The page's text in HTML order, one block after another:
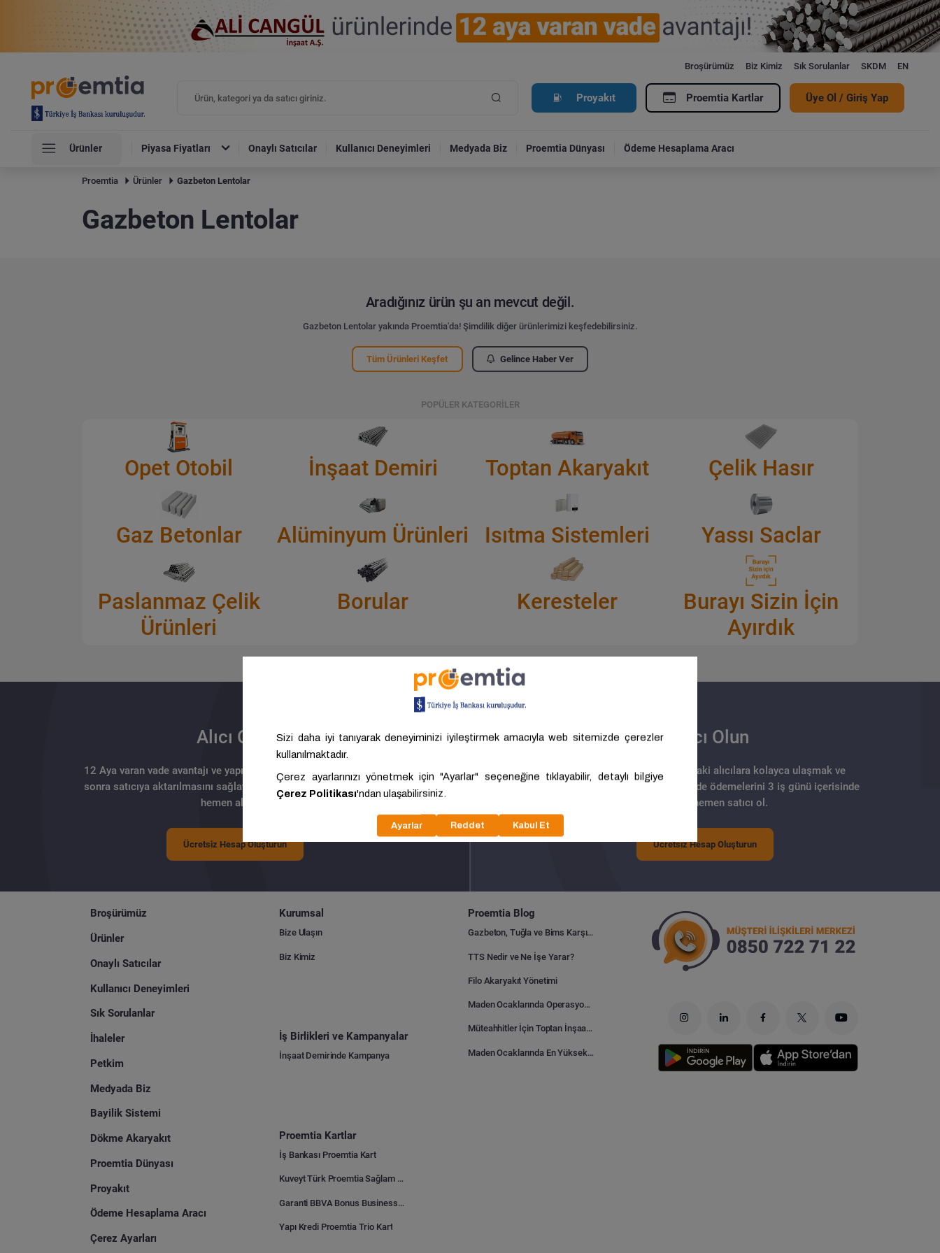
Broşürümüz Biz Kimiz Sık Sorulanlar SKDM EN
Proyakıt Proemtia Kartlar Üye Ol / Giriş Yap
Ürünler Piyasa Fiyatları Onaylı Satıcılar Kullanıcı Deneyimleri Medyada Biz Proemtia Dünyası Ödeme Hesaplama Aracı
Proemtia Ürünler Gazbeton Lentolar
Gazbeton Lentolar
Aradığınız ürün şu an mevcut değil.
Gazbeton Lentolar yakında Proemtia'da! Şimdilik diğer ürünlerimizi keşfedebilirsiniz.
Tüm Ürünleri Keşfet Gelince Haber Ver
POPÜLER KATEGORİLER
Opet Otobil İnşaat Demiri Toptan Akaryakıt Çelik Hasır
Gaz Betonlar Alüminyum Ürünleri Isıtma Sistemleri Yassı Saclar
Paslanmaz Çelik
Ürünleri
Borular Keresteler
Burayı Sizin İçin
Ayırdık
Alıcı Olun
12 Aya varan vade avantajı ve yapılan ödemenin ürün tesliminden
sonra satıcıya aktarılmasını sağlayan güvenli tahsilat imkanı için
hemen alıcı ol.
Ücretsiz Hesap Oluşturun
Satıcı Olun
Türkiye’nin farklı noktalarındaki alıcılara kolayca ulaşmak ve
güvenli tahsilat modeli sayesinde ödemelerini 3 iş günü içerisinde
almak için hemen satıcı ol.
Ücretsiz Hesap Oluşturun
Broşürümüz
Ürünler
Onaylı Satıcılar
Kullanıcı Deneyimleri
Sık Sorulanlar
İhaleler
Petkim
Medyada Biz
Bayilik Sistemi
Dökme Akaryakıt
Proemtia Dünyası
Proyakıt
Ödeme Hesaplama Aracı
Çerez Ayarları
Kurumsal
Bize Ulaşın
Biz Kimiz
İş Birlikleri ve Kampanyalar
İnşaat Demirinde Kampanya
Proemtia Kartlar
İş Bankası Proemtia Kart
Kuveyt Türk Proemtia Sağlam Bayi Kart
Garanti BBVA Bonus Business Proemtia Bayi Kart
Yapı Kredi Proemtia Trio Kart
Proemtia Blog
Gazbeton, Tuğla ve Bims Karşılaştırması: Hangisi Daha Avantajlı?
TTS Nedir ve Ne İşe Yarar?
Filo Akaryakıt Yönetimi
Maden Ocaklarında Operasyonel Verimlilik Nasıl Arttırılır?
Müteahhitler İçin Toptan İnşaat Malzemesi Satın Alma Rehberi
Maden Ocaklarında En Yüksek Gider Kalemleri Nelerdir?